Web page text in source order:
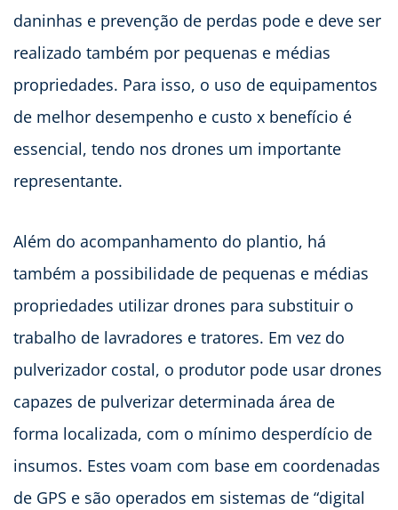
daninhas e prevenção de perdas pode e deve ser
realizado também por pequenas e médias
propriedades. Para isso, o uso de equipamentos
de melhor desempenho e custo x benefício é
essencial, tendo nos drones um importante
representante.
Além do acompanhamento do plantio, há
também a possibilidade de pequenas e médias
propriedades utilizar drones para substituir o
trabalho de lavradores e tratores. Em vez do
pulverizador costal, o produtor pode usar drones
capazes de pulverizar determinada área de
forma localizada, com o mínimo desperdício de
insumos. Estes voam com base em coordenadas
de GPS e são operados em sistemas de “digital